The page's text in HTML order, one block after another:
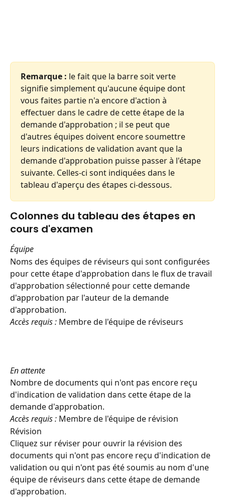
Remarque : le fait que la barre soit verte
signifie simplement qu'aucune équipe dont
vous faites partie n'a encore d'action à
effectuer dans le cadre de cette étape de la
demande d'approbation ; il se peut que
d'autres équipes doivent encore soumettre
leurs indications de validation avant que la
demande d'approbation puisse passer à l'étape
suivante. Celles-ci sont indiquées dans le
tableau d'aperçu des étapes ci-dessous.
Colonnes du tableau des étapes en
cours d'examen
Équipe
Noms des équipes de réviseurs qui sont configurées
pour cette étape d'approbation dans le flux de travail
d'approbation sélectionné pour cette demande
d'approbation par l'auteur de la demande
d'approbation.
Accès requis : Membre de l'équipe de réviseurs
En attente
Nombre de documents qui n'ont pas encore reçu
d'indication de validation dans cette étape de la
demande d'approbation.
Accès requis : Membre de l'équipe de révision
Révision
Cliquez sur réviser pour ouvrir la révision des
documents qui n'ont pas encore reçu d'indication de
validation ou qui n'ont pas été soumis au nom d'une
équipe de réviseurs dans cette étape de demande
d'approbation.